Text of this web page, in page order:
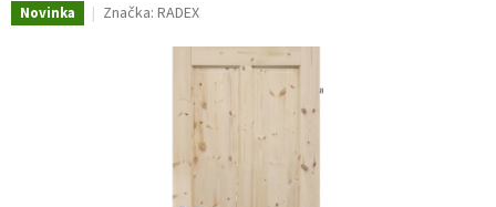
Novinka Značka: RADEX